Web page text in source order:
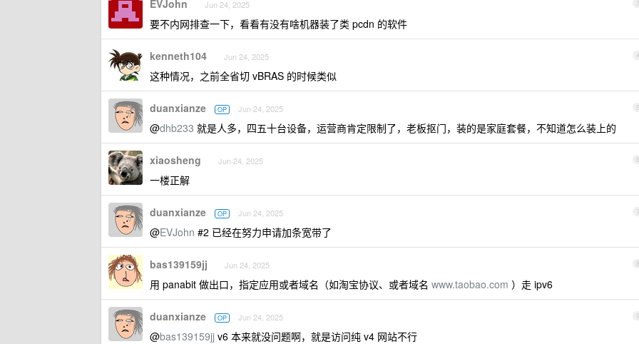
3
EVJohn Jun 24, 2025
要不内网排查一下，看看有没有啥机器装了类 pcdn 的软件
4
kenneth104 Jun 24, 2025
这种情况，之前全省切 vBRAS 的时候类似
5
duanxianze OP Jun 24, 2025
@dhb233 就是人多，四五十台设备，运营商肯定限制了，老板抠门，装的是家庭套餐，不知道怎么装上的
6
xiaosheng Jun 24, 2025
一楼正解
7
duanxianze OP Jun 24, 2025
@EVJohn #2 已经在努力申请加条宽带了
8
bas139159jj Jun 24, 2025
用 panabit 做出口，指定应用或者域名（如淘宝协议、或者域名 www.taobao.com ）走 ipv6
9
duanxianze OP Jun 24, 2025
@bas139159jj v6 本来就没问题啊，就是访问纯 v4 网站不行